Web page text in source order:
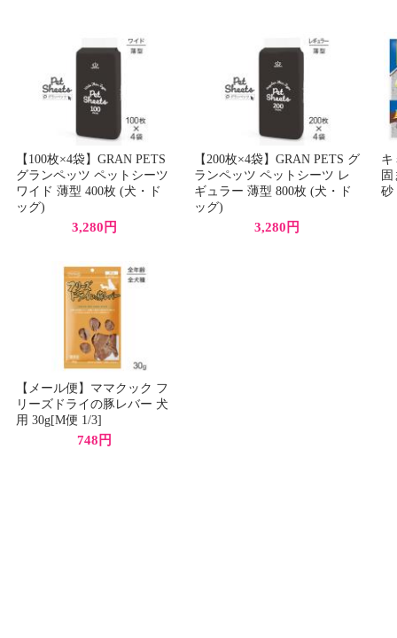
【100枚×4袋】GRAN PETS
グランペッツ ペットシーツ
ワイド 薄型 400枚 (犬・ド
ッグ)
3,280円
【200枚×4袋】GRAN PETS グ
ランペッツ ペットシーツ レ
ギュラー 薄型 800枚 (犬・ド
ッグ)
3,280円
キ
砂
【メール便】ママクック フ
リーズドライの豚レバー 犬
用 30g[M便 1/3]
748円